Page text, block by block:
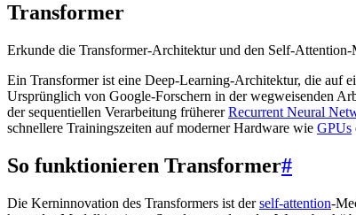
Transformer
Erkunde die Transformer-Architektur und den Self-
Ein Transformer ist eine Deep-Learning-Architektur, die auf
Ursprünglich von Google-Forschern in der wegweisenden
der sequentiellen Verarbeitung frühererRecurrent Neural
schnellere Trainingszeiten auf moderner Hardware wie GPUs
So funktionieren Transformer#
Die Kerninnovation des Transformers ist derself-attention-